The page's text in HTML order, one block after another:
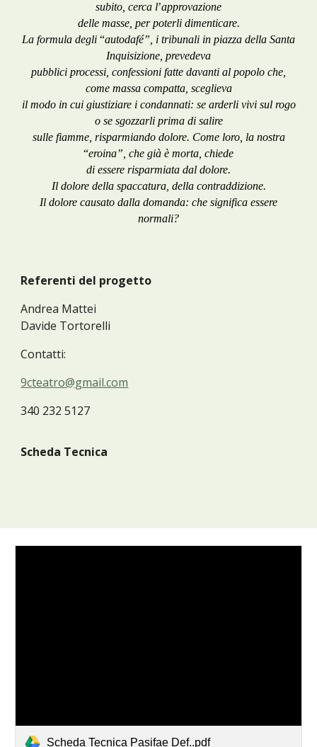
subito, cerca l’approvazione
delle masse, per poterli dimenticare.
La formula degli “autodafé”, i tribunali in piazza della Santa
Inquisizione, prevedeva
pubblici processi, confessioni fatte davanti al popolo che,
come massa compatta, sceglieva
il modo in cui giustiziare i condannati: se arderli vivi sul rogo
o se sgozzarli prima di salire
sulle fiamme, risparmiando dolore. Come loro, la nostra
“eroina”, che già è morta, chiede
di essere risparmiata dal dolore.
Il dolore della spaccatura, della contraddizione.
Il dolore causato dalla domanda: che significa essere
normali?
Referenti del progetto
Andrea Mattei
Davide Tortorelli
Contatti:
9cteatro@gmail.com
340 232 5127
Scheda Tecnica
Scheda Tecnica Pasifae Def..pdf